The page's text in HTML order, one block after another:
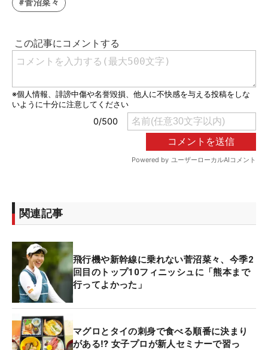
#菅沼菜々
関連記事
飛行機や新幹線に乗れない菅沼菜々、今季2
回目のトップ10フィニッシュに「熊本まで
行ってよかった」
マグロとタイの刺身で食べる順番に決まり
がある⁉ 女子プロが新人セミナーで習っ